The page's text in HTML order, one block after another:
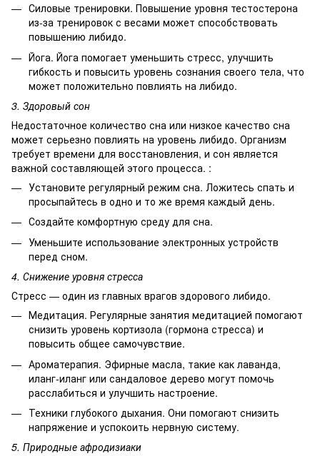
Силовые тренировки. Повышение уровня тестостерона
из-за тренировок с весами может способствовать
повышению либидо.
Йога. Йога помогает уменьшить стресс, улучшить
гибкость и повысить уровень сознания своего тела, что
может положительно повлиять на либидо.
3. Здоровый сон
Недостаточное количество сна или низкое качество сна
может серьезно повлиять на уровень либидо. Организм
требует времени для восстановления, и сон является
важной составляющей этого процесса. :
Установите регулярный режим сна. Ложитесь спать и
просыпайтесь в одно и то же время каждый день.
Создайте комфортную среду для сна.
Уменьшите использование электронных устройств
перед сном.
4. Снижение уровня стресса
Стресс — один из главных врагов здорового либидо.
Медитация. Регулярные занятия медитацией помогают
снизить уровень кортизола (гормона стресса) и
повысить общее самочувствие.
Ароматерапия. Эфирные масла, такие как лаванда,
иланг-иланг или сандаловое дерево могут помочь
расслабиться и улучшить настроение.
Техники глубокого дыхания. Они помогают снизить
напряжение и успокоить нервную систему.
5. Природные афродизиаки